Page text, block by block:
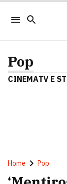
Pop
CINEMATV E
Home Pop